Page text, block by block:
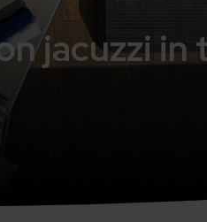
jacuzzi in